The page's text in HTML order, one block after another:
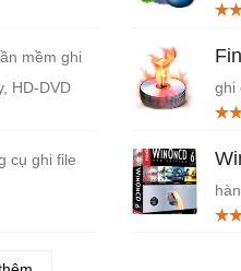
mềm ghi
HD-DVD
cụ ghi file
ghi